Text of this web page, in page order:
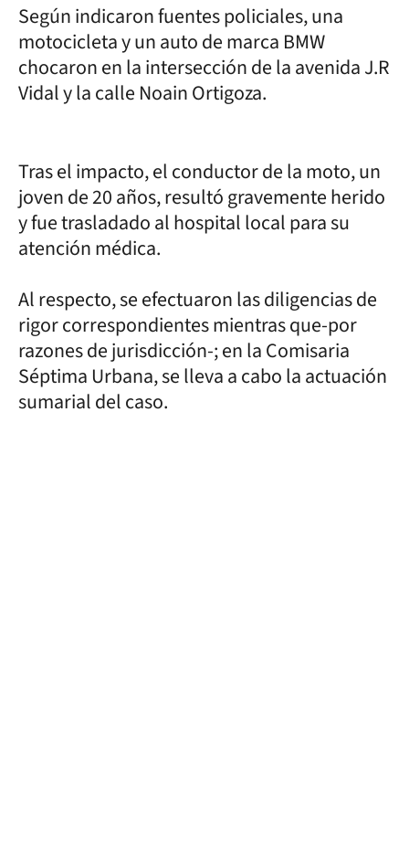
Según indicaron fuentes policiales, una
motocicleta y un auto de marca BMW
chocaron en la intersección de la avenida J.R
Vidal y la calle Noain Ortigoza.
Tras el impacto, el conductor de la moto, un
joven de 20 años, resultó gravemente herido
y fue trasladado al hospital local para su
atención médica.
Al respecto, se efectuaron las diligencias de
rigor correspondientes mientras que-por
razones de jurisdicción-; en la Comisaria
Séptima Urbana, se lleva a cabo la actuación
sumarial del caso.